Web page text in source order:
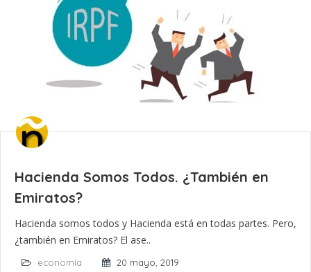
Hacienda Somos Todos. ¿También en
Emiratos?
Hacienda somos todos y Hacienda está en todas partes. Pero,
¿también en Emiratos? El ase..
economía 20 mayo, 2019